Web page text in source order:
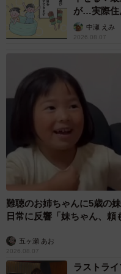
が…実際住
中瀬 えみ
2026.08.07
難聴のお姉ちゃんに5歳の
日常に反響「妹ちゃん、頼
五ヶ瀬 あお
2026.08.07
ラストラ